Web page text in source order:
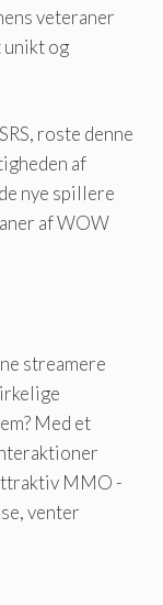
veteraner
unikt og
roste denne
af
nye spillere
af WOW
streamere
Med et
MMO -
venter